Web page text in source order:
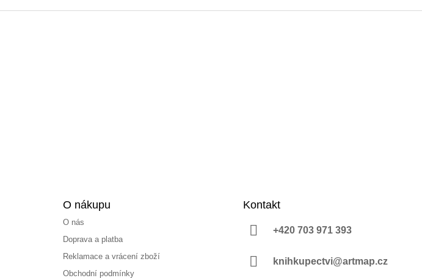
O nákupu
O nás
Doprava a platba
Reklamace a vrácení zboží
Obchodní podmínky
Kontakt
+420 703 971 393
knihkupectvi@artmap.cz